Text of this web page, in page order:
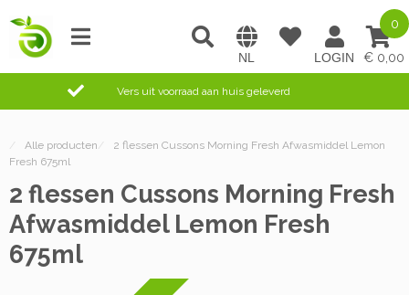
0,00
0
Vers uit voorraad aan huis geleverd
/ Alle producten /
2 flessen Cussons Morning Fresh Afwasmiddel Lemon
Fresh 675ml
2 flessen Cussons Morning Fresh
Afwasmiddel Lemon Fresh
675ml